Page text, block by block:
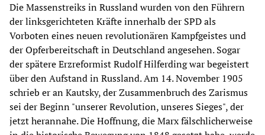
Die Massenstreiks in Russland wurden von den Führern
der linksgerichteten Kräfte innerhalb der SPD als
Vorboten eines neuen revolutionären Kampfgeistes und
der Opferbereitschaft in Deutschland angesehen. Sogar
der spätere Erzreformist Rudolf Hilferding war begeistert
über den Aufstand in Russland. Am 14. November 1905
schrieb er an Kautsky, der Zusammenbruch des Zarismus
sei der Beginn "unserer Revolution, unseres Sieges", der
jetzt herannahe. Die Hoffnung, die Marx fälschlicherweise